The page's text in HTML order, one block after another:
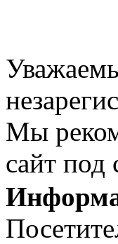
Мы
сайт